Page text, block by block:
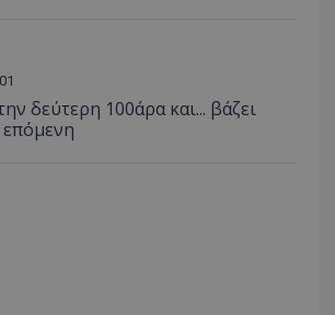
δεύτερη 100άρα και... βάζει